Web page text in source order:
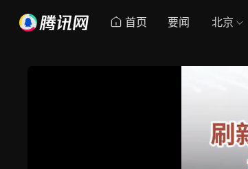
首页 要闻 北京